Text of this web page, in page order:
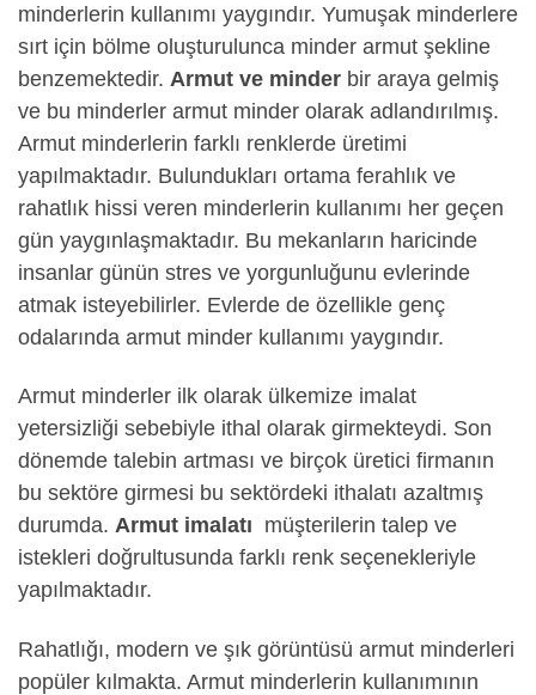
minderlerin kullanımı yaygındır. Yumuşak minderlere
sırt için bölme oluşturulunca minder armut şekline
benzemektedir. Armut ve minder bir araya gelmiş
ve bu minderler armut minder olarak adlandırılmış.
Armut minderlerin farklı renklerde üretimi
yapılmaktadır. Bulundukları ortama ferahlık ve
rahatlık hissi veren minderlerin kullanımı her geçen
gün yaygınlaşmaktadır. Bu mekanların haricinde
insanlar günün stres ve yorgunluğunu evlerinde
atmak isteyebilirler. Evlerde de özellikle genç
odalarında armut minder kullanımı yaygındır.
Armut minderler ilk olarak ülkemize imalat
yetersizliği sebebiyle ithal olarak girmekteydi. Son
dönemde talebin artması ve birçok üretici firmanın
bu sektöre girmesi bu sektördeki ithalatı azaltmış
durumda. Armut imalatı müşterilerin talep ve
istekleri doğrultusunda farklı renk seçenekleriyle
yapılmaktadır.
Rahatlığı, modern ve şık görüntüsü armut minderleri
popüler kılmakta. Armut minderlerin kullanımının